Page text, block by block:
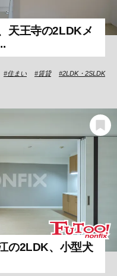
天王寺の2LDKメ
住まい 賃貸 2LDK・2SLDK
の2LDK、小型犬